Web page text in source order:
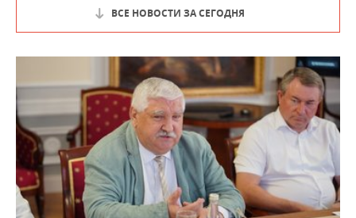
ВСЕ НОВОСТИ ЗА СЕГОДНЯ